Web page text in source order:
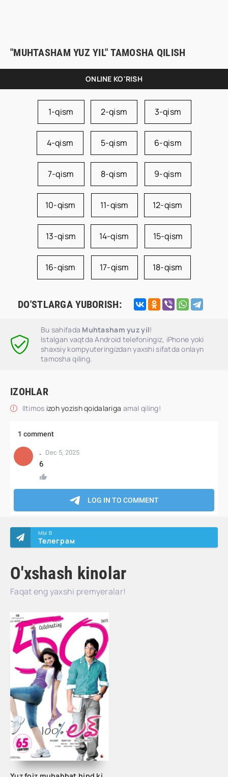
"MUHTASHAM YUZ YIL" TAMOSHA QILISH
ONLINE KO'RISH
1-qism 2-qism 3-qism
4-qism 5-qism 6-qism
7-qism 8-qism 9-qism
10-qism 11-qism 12-qism
13-qism 14-qism 15-qism
16-qism 17-qism 18-qism
DO'STLARGA YUBORISH:
Bu sahifada Muhtasham yuz yil!
Istalgan vaqtda Android telefoningiz, iPhone yoki
shaxsiy kompyuteringizdan yaxshi sifatda onlayn
tamosha qiling.
IZOHLAR
Iltimos izoh yozish qoidalariga amal qiling!
O'xshash kinolar
Faqat eng yaxshi premyeralar!
МЫ В
Телеграм